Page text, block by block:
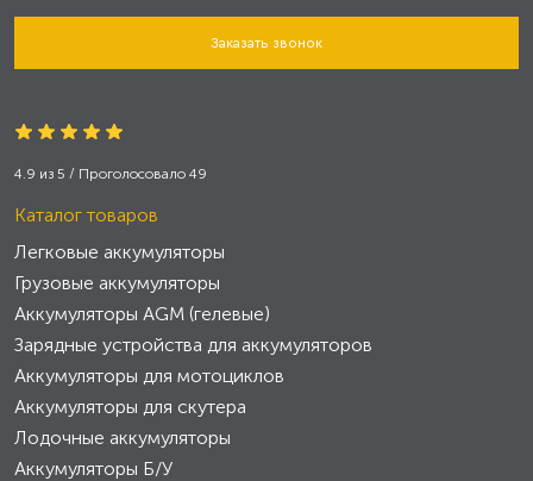
Заказать звонок
4.9 из 5 / Проголосовало 49
Каталог товаров
Легковые аккумуляторы
Грузовые аккумуляторы
Аккумуляторы AGM (гелевые)
Зарядные устройства для аккумуляторов
Аккумуляторы для мотоциклов
Аккумуляторы для скутера
Лодочные аккумуляторы
Аккумуляторы Б/У